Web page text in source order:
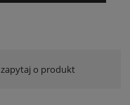
zapytaj o produkt